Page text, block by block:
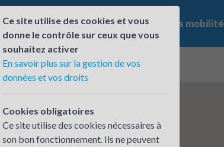
challenge Qui participe ? Les offres mobilité
Ce site utilise des cookies et vous
donne le contrôle sur ceux que vous
souhaitez activer
En savoir plus sur la gestion de vos
données et vos droits
Cookies obligatoires
Ce site utilise des cookies nécessaires à
son bon fonctionnement. Ils ne peuvent